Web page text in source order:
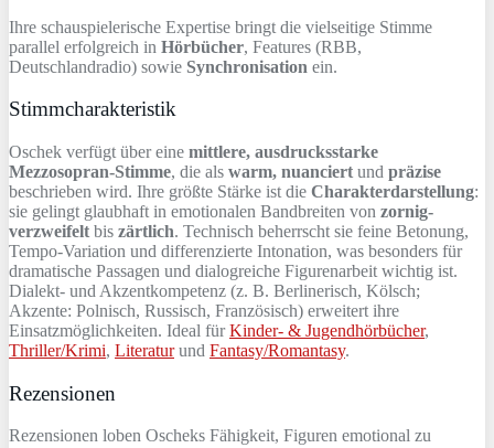
Ihre schauspielerische Expertise bringt die vielseitige Stimme
parallel erfolgreich in Hörbücher, Features (RBB,
Deutschlandradio) sowie Synchronisation ein.
Stimmcharakteristik
Oschek verfügt über eine mittlere, ausdrucksstarke
Mezzosopran-Stimme, die als warm, nuanciert und präzise
beschrieben wird. Ihre größte Stärke ist die Charakterdarstellung:
sie gelingt glaubhaft in emotionalen Bandbreiten von zornig-
verzweifelt bis zärtlich. Technisch beherrscht sie feine Betonung,
Tempo-Variation und differenzierte Intonation, was besonders für
dramatische Passagen und dialogreiche Figurenarbeit wichtig ist.
Dialekt- und Akzentkompetenz (z. B. Berlinerisch, Kölsch;
Akzente: Polnisch, Russisch, Französisch) erweitert ihre
Einsatzmöglichkeiten. Ideal fürKinder- & Jugendhörbücher,
Thriller/Krimi, Literaturund Fantasy/Romantasy.
Rezensionen
Rezensionen loben Oscheks Fähigkeit, Figuren emotional zu